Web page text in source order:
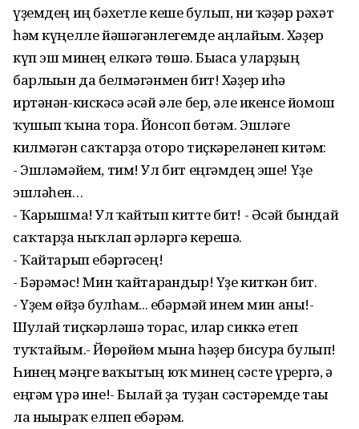
үҙемдең иң бәхетле кеше булып, ни ҡәҙәр рәхәт
һәм күңелле йәшәгәнлегемде аңлайым. Хәҙер
күп эш минең елкәгә төшә. Бығаса уларҙың
барлығын да белмәгәнмен бит! Хәҙер иһә
иртәнән-кискәсә әсәй әле бер, әле икенсе йомош
ҡушып ҡына тора. Йонсоп бөтәм. Эшләге
килмәгән саҡтарҙа оторо тиҫкәреләнеп китәм:
- Эшләмәйем, тим! Ул бит еңгәмдең эше! Үҙе
эшләһен…
- Ҡарышма! Ул ҡайтып китте бит! - Әсәй бындай
саҡтарҙа ныҡлап әрләргә керешә.
- Ҡайтарып ебәргәсең!
- Бәрәмәс! Мин ҡайтарғандыр! Үҙе киткән бит.
- Үҙем өйҙә булһам... ебәрмәй инем мин аны!-
Шулай тиҫкәрләшә торғас, илар сиккә етеп
туҡтайым.- Йөрөйөм мына һәҙер бисура булып!
Һинең мәңге ваҡытың юҡ минең сәсте үрергә, ә
еңгәм үрә ине!- Былай ҙа туҙған сәстәремде тағы
ла нығыраҡ елпеп ебәрәм.